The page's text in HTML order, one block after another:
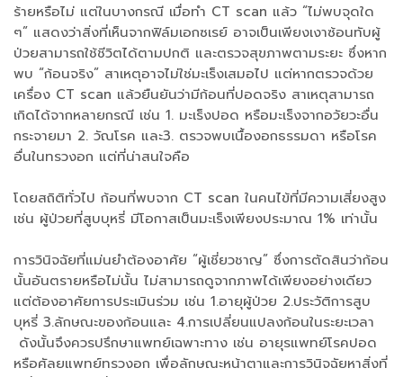
ร้ายหรือไม่ แต่ในบางกรณี เมื่อทำ CT scan แล้ว “ไม่พบจุดใด
ๆ” แสดงว่าสิ่งที่เห็นจากฟิล์มเอกซเรย์ อาจเป็นเพียงเงาซ้อนทับผู้
ป่วยสามารถใช้ชีวิตได้ตามปกติ และตรวจสุขภาพตามระยะ ซึ่งหาก
พบ “ก้อนจริง” สาเหตุอาจไม่ใช่มะเร็งเสมอไป แต่หากตรวจด้วย
เครื่อง CT scan แล้วยืนยันว่ามีก้อนที่ปอดจริง สาเหตุสามารถ
เกิดได้จากหลายกรณี เช่น 1. มะเร็งปอด หรือมะเร็งจากอวัยวะอื่น
กระจายมา 2. วัณโรค และ3. ตรวจพบเนื้องอกธรรมดา หรือโรค
อื่นในทรวงอก แต่ที่น่าสนใจคือ
โดยสถิติทั่วไป ก้อนที่พบจาก CT scan ในคนไข้ที่มีความเสี่ยงสูง
เช่น ผู้ป่วยที่สูบบุหรี่ มีโอกาสเป็นมะเร็งเพียงประมาณ 1% เท่านั้น
การวินิจฉัยที่แม่นยำต้องอาศัย “ผู้เชี่ยวชาญ” ซึ่งการตัดสินว่าก้อน
นั้นอันตรายหรือไม่นั้น ไม่สามารถดูจากภาพได้เพียงอย่างเดียว
แต่ต้องอาศัยการประเมินร่วม เช่น 1.อายุผู้ป่วย 2.ประวัติการสูบ
บุหรี่ 3.ลักษณะของก้อนและ 4.การเปลี่ยนแปลงก้อนในระยะเวลา
ดังนั้นจึงควรปรึกษาแพทย์เฉพาะทาง เช่น อายุรแพทย์โรคปอด
หรือศัลยแพทย์ทรวงอก เพื่อลักษณะหน้าตาและการวินิจฉัยหาสิ่งที่